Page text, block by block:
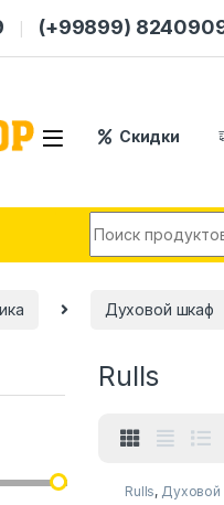
(+99899)
Скидки
Духовой шкаф
Rulls
Rulls, Духовой